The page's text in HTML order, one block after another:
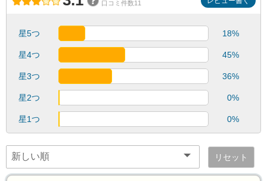
口コミ件数11
星5つ 18%
星4つ 45%
星3つ 36%
星2つ 0%
星1つ 0%
リセット